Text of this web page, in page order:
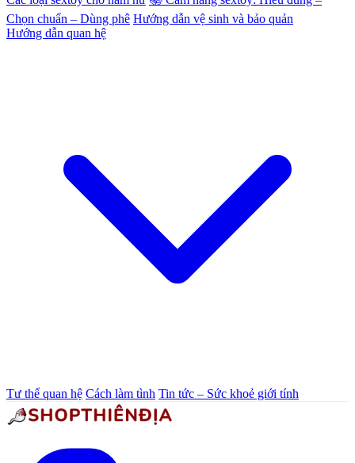
Chọn chuẩn – Dùng phê Hướng dẫn vệ sinh và bảo quản
Hướng dẫn quan hệ
Tư thế quan hệ Cách làm tình Tin tức – Sức khoẻ giới tính